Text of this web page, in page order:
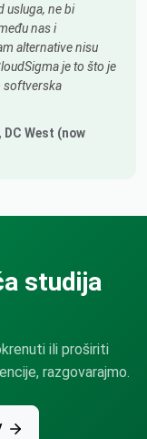
usluga, ne bi
nas i
alternative nisu
je to što je
softverska
, DC West (now
studija
ili proširiti
razgovarajmo.